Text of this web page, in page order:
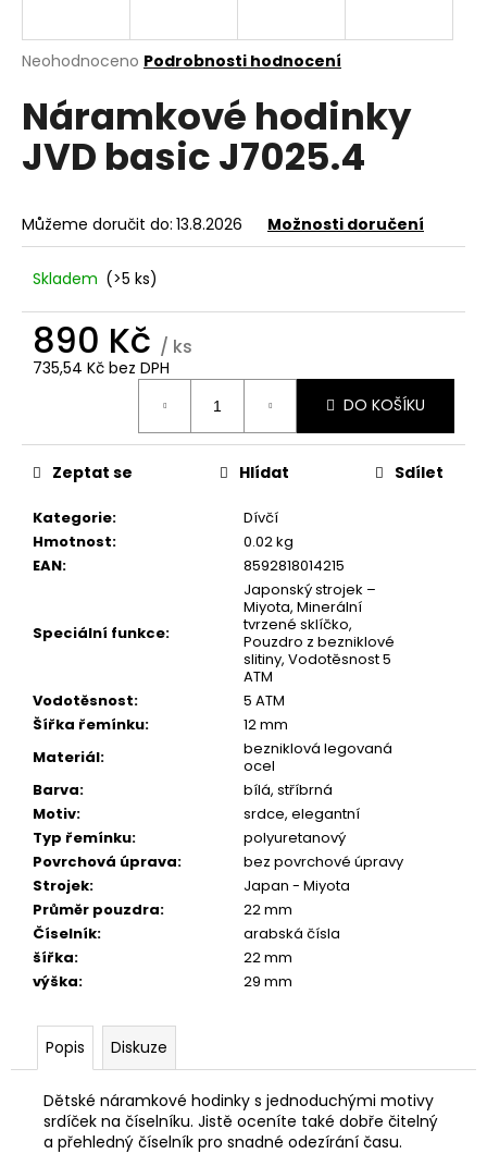
Průměrné
produktu
je
0,0
z
Neohodnoceno Podrobnosti hodnocení
Náramkové hodinky
JVD basic J7025.4
Můžeme doručit do: 13.8.2026 Možnosti doručení
Skladem (>5 ks)
890 Kč / ks
735,54 Kč bez DPH
DO KOŠÍKU
Kategorie:
Dívčí
Hmotnost:
0.02 kg
EAN: 8592818014215
Speciální funkce:
Japonský strojek –
Miyota, Minerální
tvrzené sklíčko,
Pouzdro z bezniklové
slitiny, Vodotěsnost 5
ATM
Vodotěsnost:
5 ATM
Šířka řemínku:
12 mm
Materiál:
bezniklová legovaná
ocel
Barva:
bílá, stříbrná
Motiv:
srdce, elegantní
Typ řemínku:
polyuretanový
Povrchová úprava:
bez povrchové úpravy
Strojek:
Japan - Miyota
Průměr pouzdra:
22 mm
Číselník:
arabská čísla
šířka:
22 mm
výška: 29 mm
Zeptat se Hlídat Sdílet
Popis Diskuze
Dětské náramkové hodinky s jednoduchými motivy
srdíček na číselníku. Jistě oceníte také dobře čitelný
a přehledný číselník pro snadné odezírání času.
j
t
?
HLEDAT
D
o
r
u
u
e